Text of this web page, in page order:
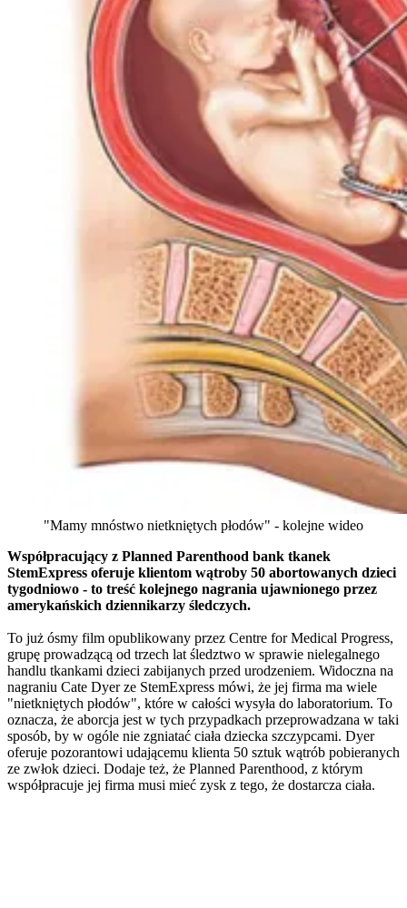
"Mamy mnóstwo nietkniętych płodów" - kolejne wideo
Współpracujący z Planned Parenthood bank tkanek
StemExpress oferuje klientom wątroby 50 abortowanych dzieci
tygodniowo - to treść kolejnego nagrania ujawnionego przez
amerykańskich dziennikarzy śledczych.
To już ósmy film opublikowany przez Centre for Medical Progress,
grupę prowadzącą od trzech lat śledztwo w sprawie nielegalnego
handlu tkankami dzieci zabijanych przed urodzeniem. Widoczna na
nagraniu Cate Dyer ze StemExpress mówi, że jej firma ma wiele
"nietkniętych płodów", które w całości wysyła do laboratorium. To
oznacza, że aborcja jest w tych przypadkach przeprowadzana w taki
sposób, by w ogóle nie zgniatać ciała dziecka szczypcami. Dyer
oferuje pozorantowi udającemu klienta 50 sztuk wątrób pobieranych
ze zwłok dzieci. Dodaje też, że Planned Parenthood, z którym
współpracuje jej firma musi mieć zysk z tego, że dostarcza ciała.